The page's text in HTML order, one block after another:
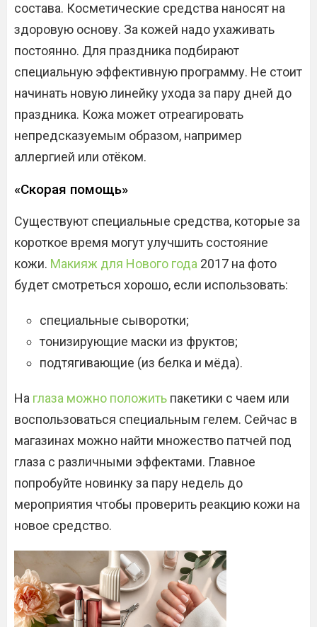
состава. Косметические средства наносят на
здоровую основу. За кожей надо ухаживать
постоянно. Для праздника подбирают
специальную эффективную программу. Не стоит
начинать новую линейку ухода за пару дней до
праздника. Кожа может отреагировать
непредсказуемым образом, например
аллергией или отёком.
«Скорая помощь»
Существуют специальные средства, которые за
короткое время могут улучшить состояние
кожи. Макияж для Нового года 2017 на фото
будет смотреться хорошо, если использовать:
специальные сыворотки;
тонизирующие маски из фруктов;
подтягивающие (из белка и мёда).
На глаза можно положить пакетики с чаем или
воспользоваться специальным гелем. Сейчас в
магазинах можно найти множество патчей под
глаза с различными эффектами. Главное
попробуйте новинку за пару недель до
мероприятия чтобы проверить реакцию кожи на
новое средство.